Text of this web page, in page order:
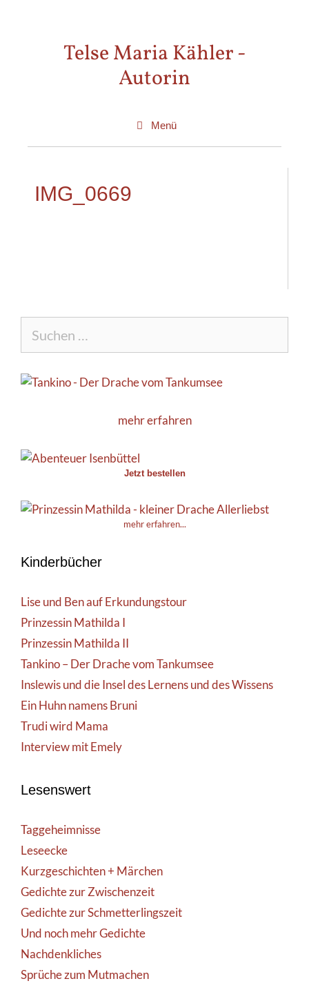
Telse Maria Kähler -
Autorin
Menü
IMG_0669
nach:
mehr erfahren
Jetzt bestellen
mehr erfahren...
Kinderbücher
Lise und Ben auf Erkundungstour
Prinzessin Mathilda I
Prinzessin Mathilda II
Tankino – Der Drache vom Tankumsee
Inslewis und die Insel des Lernens und des Wissens
Ein Huhn namens Bruni
Trudi wird Mama
Interview mit Emely
Lesenswert
Taggeheimnisse
Leseecke
Kurzgeschichten + Märchen
Gedichte zur Zwischenzeit
Gedichte zur Schmetterlingszeit
Und noch mehr Gedichte
Nachdenkliches
Sprüche zum Mutmachen